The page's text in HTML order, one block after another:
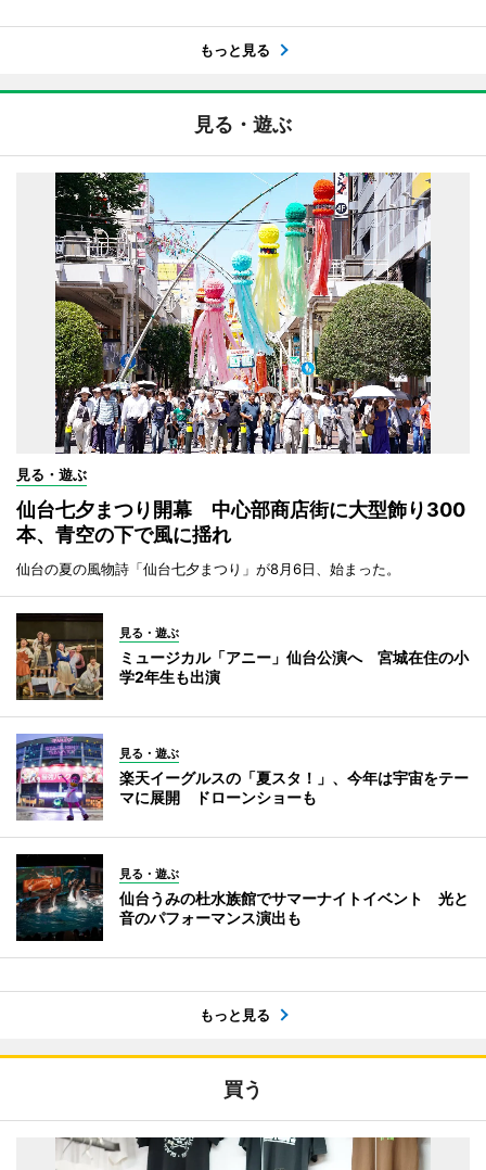
もっと見る
見る・遊ぶ
見る・遊ぶ
仙台七夕まつり開幕 中心部商店街に大型飾り300
本、青空の下で風に揺れ
仙台の夏の風物詩「仙台七夕まつり」が8月6日、始まった。
見る・遊ぶ
ミュージカル「アニー」仙台公演へ 宮城在住の小
学2年生も出演
見る・遊ぶ
楽天イーグルスの「夏スタ！」、今年は宇宙をテー
マに展開 ドローンショーも
見る・遊ぶ
仙台うみの杜水族館でサマーナイトイベント 光と
音のパフォーマンス演出も
もっと見る
買う